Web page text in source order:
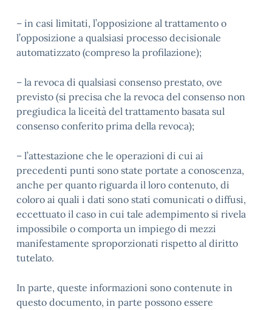
– in casi limitati, l’opposizione al trattamento o
l’opposizione a qualsiasi processo decisionale
automatizzato (compreso la profilazione);
– la revoca di qualsiasi consenso prestato, ove
previsto (si precisa che la revoca del consenso non
pregiudica la liceità del trattamento basata sul
consenso conferito prima della revoca);
– l’attestazione che le operazioni di cui ai
precedenti punti sono state portate a conoscenza,
anche per quanto riguarda il loro contenuto, di
coloro ai quali i dati sono stati comunicati o diffusi,
eccettuato il caso in cui tale adempimento si rivela
impossibile o comporta un impiego di mezzi
manifestamente sproporzionati rispetto al diritto
tutelato.
In parte, queste informazioni sono contenute in
questo documento, in parte possono essere